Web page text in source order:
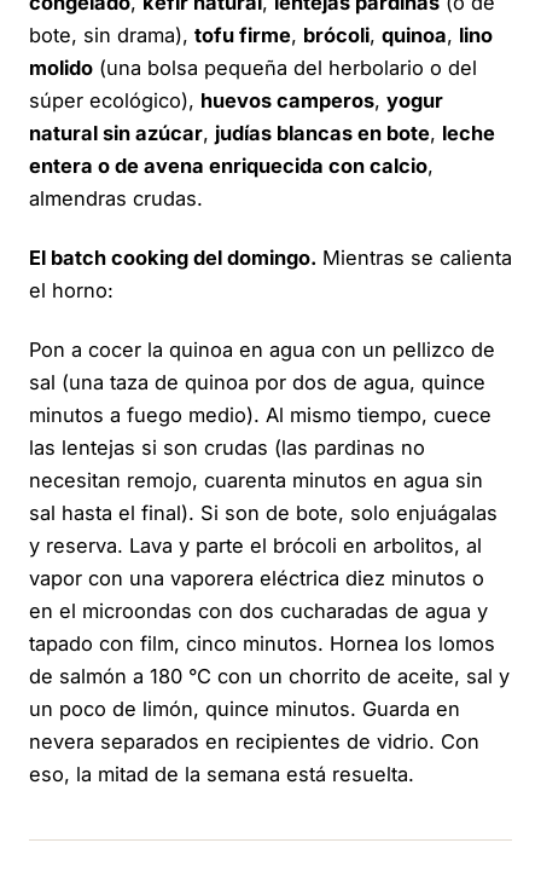
bote, sin drama), tofu firme, brócoli, quinoa, lino
molido (una bolsa pequeña del herbolario o del
súper ecológico), huevos camperos, yogur
natural sin azúcar, judías blancas en bote, leche
entera o de avena enriquecida con calcio,
almendras crudas.
El batch cooking del domingo. Mientras se calienta
el horno:
Pon a cocer la quinoa en agua con un pellizco de
sal (una taza de quinoa por dos de agua, quince
minutos a fuego medio). Al mismo tiempo, cuece
las lentejas si son crudas (las pardinas no
necesitan remojo, cuarenta minutos en agua sin
sal hasta el final). Si son de bote, solo enjuágalas
y reserva. Lava y parte el brócoli en arbolitos, al
vapor con una vaporera eléctrica diez minutos o
en el microondas con dos cucharadas de agua y
tapado con film, cinco minutos. Hornea los lomos
de salmón a 180 °C con un chorrito de aceite, sal y
un poco de limón, quince minutos. Guarda en
nevera separados en recipientes de vidrio. Con
eso, la mitad de la semana está resuelta.